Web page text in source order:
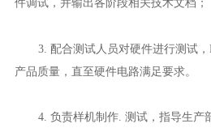
3. 配合测试人员对硬件进行测试
产品质量，直至硬件电路满足要求。
4. 负责样机制作. 测试，指导生产